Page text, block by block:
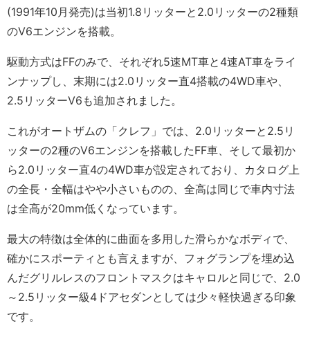
(1991年10月発売)は当初1.8リッターと2.0リッターの2種類
のV6エンジンを搭載。
駆動方式はFFのみで、それぞれ5速MT車と4速AT車をライ
ンナップし、末期には2.0リッター直4搭載の4WD車や、
2.5リッターV6も追加されました。
これがオートザムの「クレフ」では、2.0リッターと2.5リ
ッターの2種のV6エンジンを搭載したFF車、そして最初か
ら2.0リッター直4の4WD車が設定されており、カタログ上
の全長・全幅はやや小さいものの、全高は同じで車内寸法
は全高が20mm低くなっています。
最大の特徴は全体的に曲面を多用した滑らかなボディで、
確かにスポーティとも言えますが、フォグランプを埋め込
んだグリルレスのフロントマスクはキャロルと同じで、2.0
～2.5リッター級4ドアセダンとしては少々軽快過ぎる印象
です。